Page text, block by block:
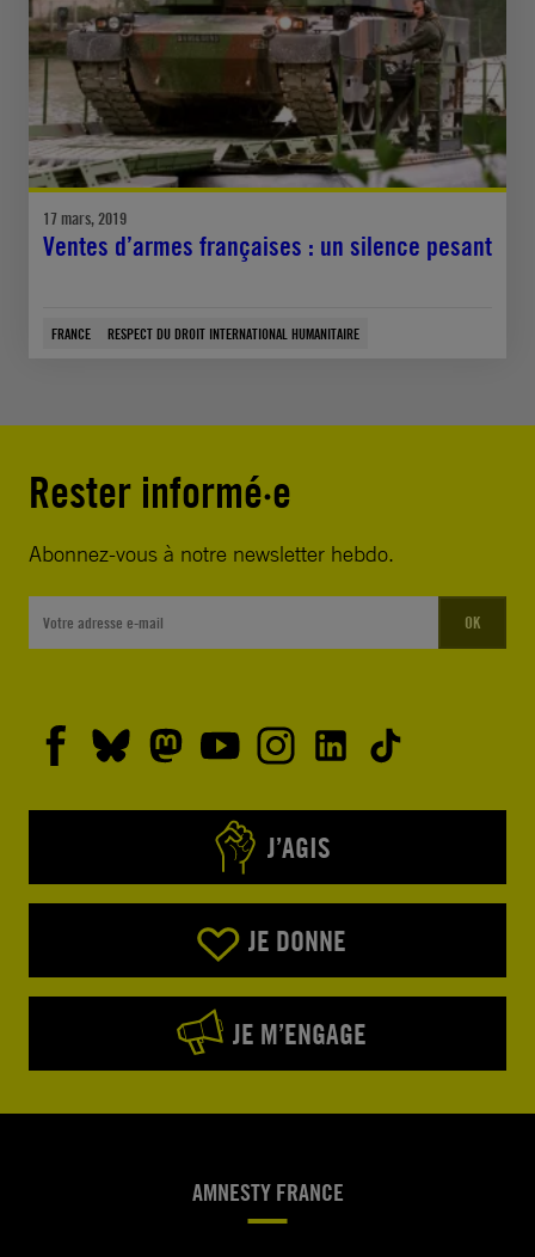
17 mars, 2019
Ventes d’armes françaises : un silence pesant
FRANCE RESPECT DU DROIT INTERNATIONAL HUMANITAIRE
Rester informé·e
Abonnez-vous à notre newsletter hebdo.
OK
J’AGIS
JE DONNE
JE M’ENGAGE
AMNESTY FRANCE